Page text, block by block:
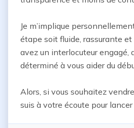
Je m’implique
étape soit fluide, rassurante et
avez un interlocuteur engagé,
déterminé à vous aider du
Alors, si vous souhaitez
suis à votre écoute pour